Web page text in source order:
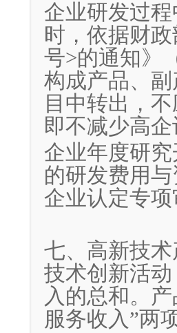
企业研发过
时，依据财
号>的通知》
构成产品、
目中转出，
即不减少高
企业年度研
的研发费用
企业认定专
七、高新技
技术创新活
入的总和。
服务收入”两